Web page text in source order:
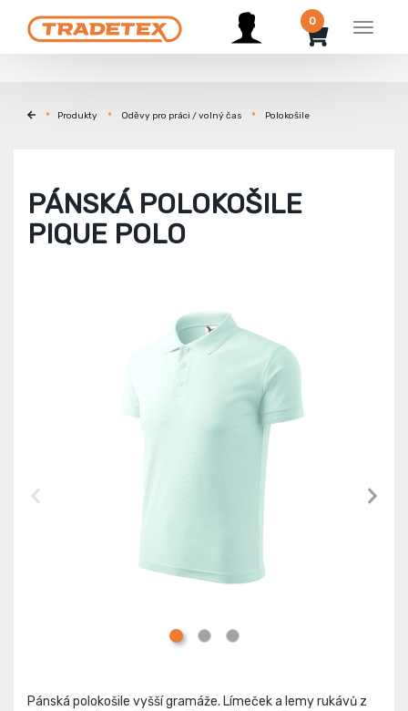
Menu
0
Produkty Oděvy pro práci / volný čas Polokošile
PÁNSKÁ POLOKOŠILE
PIQUE POLO
Pánská polokošile vyšší gramáže. Límeček a lemy rukávů z